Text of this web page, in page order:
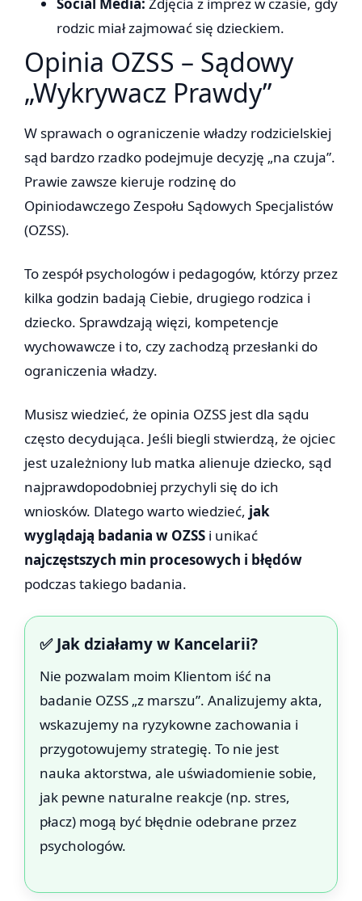
Social Media: Zdjęcia z imprez w czasie, gdy
rodzic miał zajmować się dzieckiem.
Opinia OZSS – Sądowy
„Wykrywacz Prawdy”
W sprawach o ograniczenie władzy rodzicielskiej
sąd bardzo rzadko podejmuje decyzję „na czuja”.
Prawie zawsze kieruje rodzinę do
Opiniodawczego Zespołu Sądowych Specjalistów
(OZSS).
To zespół psychologów i pedagogów, którzy przez
kilka godzin badają Ciebie, drugiego rodzica i
dziecko. Sprawdzają więzi, kompetencje
wychowawcze i to, czy zachodzą przesłanki do
ograniczenia władzy.
Musisz wiedzieć, że opinia OZSS jest dla sądu
często decydująca. Jeśli biegli stwierdzą, że ojciec
jest uzależniony lub matka alienuje dziecko, sąd
najprawdopodobniej przychyli się do ich
wniosków. Dlatego warto wiedzieć, jak
wyglądają badania w OZSS i unikać
najczęstszych min procesowych i błędów
podczas takiego badania.
✅ Jak działamy w Kancelarii?
Nie pozwalam moim Klientom iść na
badanie OZSS „z marszu”. Analizujemy akta,
wskazujemy na ryzykowne zachowania i
przygotowujemy strategię. To nie jest
nauka aktorstwa, ale uświadomienie sobie,
jak pewne naturalne reakcje (np. stres,
płacz) mogą być błędnie odebrane przez
psychologów.